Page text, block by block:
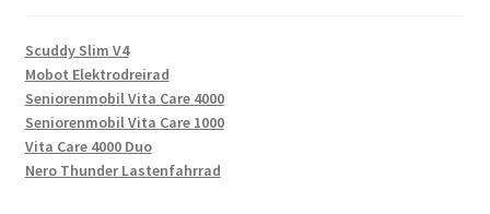
Scuddy Slim V4
Mobot Elektrodreirad
Seniorenmobil Vita Care 4000
Seniorenmobil Vita Care 1000
Vita Care 4000 Duo
Nero Thunder Lastenfahrrad